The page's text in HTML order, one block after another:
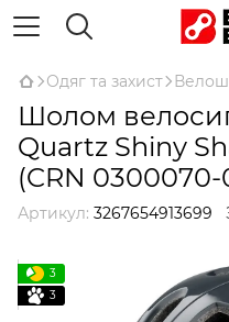
Одяг та захист
Шолом
Quartz Shiny
(CRN
Артикул: 3267654913699
3
3